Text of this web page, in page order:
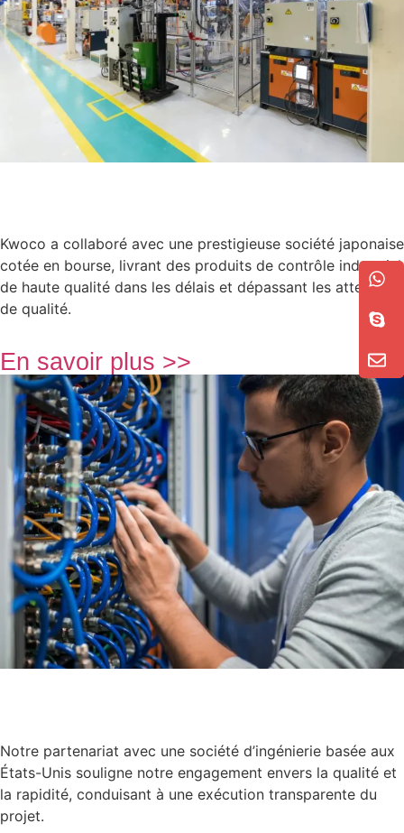
Kwoco a collaboré avec une prestigieuse société japonaise
cotée en bourse, livrant des produits de contrôle industriel
de haute qualité dans les délais et dépassant les attentes
de qualité.
En savoir plus >>
Notre partenariat avec une société d’ingénierie basée aux
États-Unis souligne notre engagement envers la qualité et
la rapidité, conduisant à une exécution transparente du
projet.